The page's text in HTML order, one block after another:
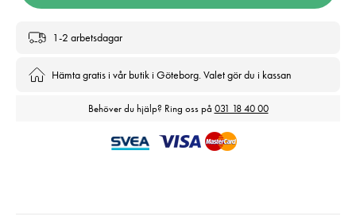
1-2 arbetsdagar
Hämta gratis i vår butik i Göteborg. Valet gör du i kassan
Behöver du hjälp? Ring oss på 031 18 40 00